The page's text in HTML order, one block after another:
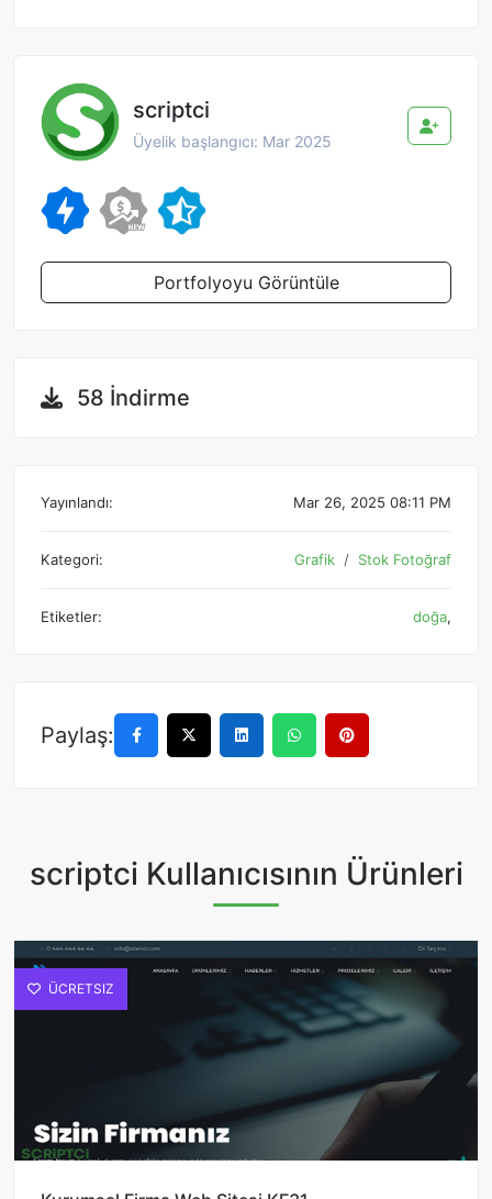
scriptci
Üyelik başlangıcı: Mar 2025
Portfolyoyu Görüntüle
58 İndirme
Yayınlandı: Mar 26, 2025 08:11 PM
Kategori: Grafik Stok Fotoğraf
Etiketler: doğa,
Paylaş:
scriptci Kullanıcısının Ürünleri
ÜCRETSIZ